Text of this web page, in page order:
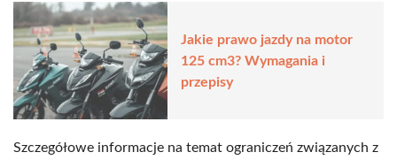
Jakie prawo jazdy na motor
125 cm3? Wymagania i
przepisy
Szczegółowe informacje na temat ograniczeń związanych z